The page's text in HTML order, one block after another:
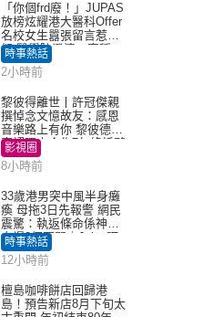
「你個frd廢！」JUPAS
放榜炫耀港大醫科Offer
名校女生囂張留言惹眾
怒 醫學院澄清：宣稱
「40.5分獲錄取」不符事
實｜Juicy叮
時事熱話
2小時前
黎彼得離世丨許冠傑親
撰悼念文憶故友：感恩
音樂路上有你 黎彼德曾
直認唔夾合作7年終拆夥
影視圈
8小時前
33歲港男突中風半身癱
瘓 母拖3日先報警 網民
震驚：執返條命係神蹟
自爆2個惡習｜Juicy叮
時事熱話
12小時前
檀島咖啡餅店回歸港
島！預告新店8月下旬太